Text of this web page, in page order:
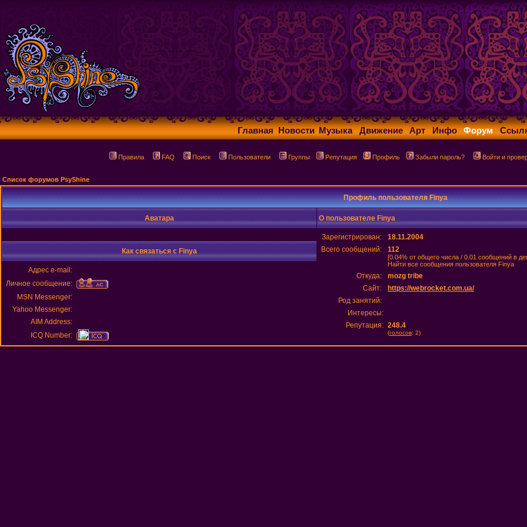
Главная Новости Музыка Движение Арт Инфо Форум
Правила FAQ Поиск Пользователи Группы Репутация Профиль Забыли пароль? Войти и
Список форумов PsyShine
Профиль пользователя Finya
Аватара О пользователе Finya
Зарегистрирован:
18.11.2004
Всего сообщений:
112
[0.04% от общего числа / 0.01 сообщений в
Найти все сообщения пользователя Finya
Откуда:
mozg tribe
Сайт:
https://webrocket.com.ua/
Род занятий:
Интересы:
Репутация: 248.4
(голосов: 2)
Как связаться с Finya
Адрес e-mail:
Личное сообщение:
MSN Messenger:
Yahoo Messenger:
AIM Address:
ICQ Number: